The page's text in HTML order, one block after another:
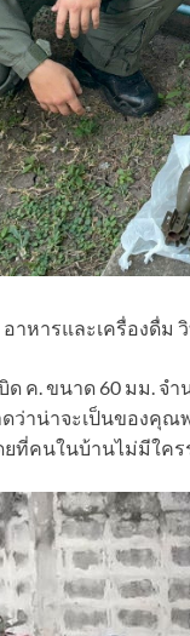
าหารและเครื่องดื่ม
ด ค. ขนาด 60 มม.
ว่าน่าจะเป็นของคุ
ยที่คนในบ้านไม่มีใค